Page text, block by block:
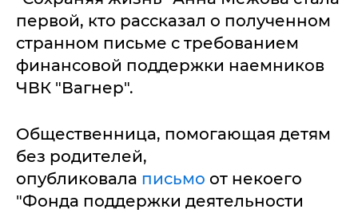
первой, кто рассказал о полученном
странном письме с требованием
финансовой поддержки наемников
ЧВК "Вагнер".
Общественница, помогающая детям
без родителей,
опубликовала письмо от некоего
"Фонда поддержки деятельности